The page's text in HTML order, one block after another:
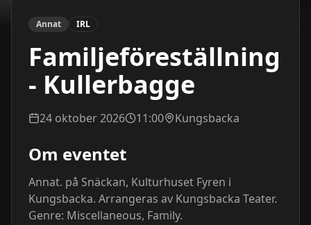
Annat IRL
Familjeföreställning
- Kullerbagge
24 oktober 2026 11:00 Kungsbacka
Om eventet
Annat. på Snäckan, Kulturhuset Fyren i
Kungsbacka. Arrangeras av Kungsbacka Teater.
Genre: Miscellaneous, Family.